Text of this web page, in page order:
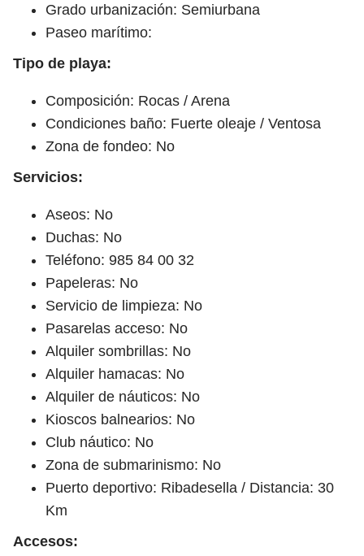
Grado urbanización: Semiurbana
Paseo marítimo:
Tipo de playa:
Composición: Rocas / Arena
Condiciones baño: Fuerte oleaje / Ventosa
Zona de fondeo: No
Servicios:
Aseos: No
Duchas: No
Teléfono: 985 84 00 32
Papeleras: No
Servicio de limpieza: No
Pasarelas acceso: No
Alquiler sombrillas: No
Alquiler hamacas: No
Alquiler de náuticos: No
Kioscos balnearios: No
Club náutico: No
Zona de submarinismo: No
Puerto deportivo: Ribadesella / Distancia: 30
Km
Accesos: